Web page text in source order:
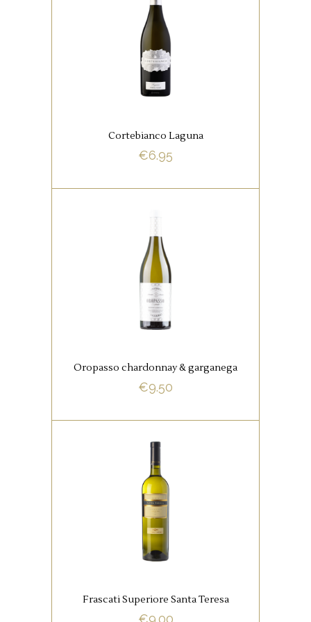
WITTE WIJNEN
Een fleurige uitgebalanceerde
blend van de klassieke
Siciliaanse Grillo, Chardonnay
BUY NOW
Cortebianco Laguna
€6.95
WITTE WIJNEN
Deze wijn is heerlijk bij pasta,
risotto, soep, vis,
schaalvruchten, wit vlees en
BUY NOW
Oropasso chardonnay & garganega
€9.50
WITTE WIJNEN
De kleur is fonkelend strogeel.
De geur heeft verleidelijk fruit
van abrikozen en kruisbessen.
bloemen en tuinkruiden. De
Frascati Superiore Santa Teresa
€9.00